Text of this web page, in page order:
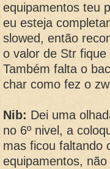
equipamentos teu
eu esteja
slowed, então
o valor de Str
Também falta o
char como fez o
Nib: Dei uma
no 6º nivel, a
mas ficou faltando
equipamentos,